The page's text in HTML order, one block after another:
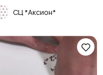
СЦ *Аксион*